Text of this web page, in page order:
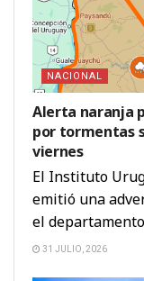
NACIONAL
Alerta naranja
por tormentas
viernes
El Instituto
emitió una
el
31 JULIO, 2026